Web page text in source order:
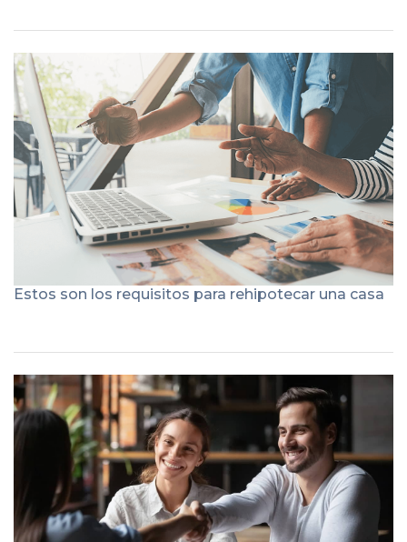
Estos son los requisitos para rehipotecar una casa